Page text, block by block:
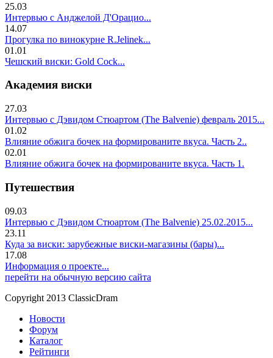
25.03
Интервью с Анджелой Д'Орацио...
14.07
Прогулка по винокурне R.Jelinek...
01.01
Чешский виски: Gold Cock...
Академия виски
27.03
Интервью с Дэвидом Стюартом (The Balvenie) февраль 2015...
01.02
Влияние обжига бочек на формированите вкуса. Часть 2..
02.01
Влияние обжига бочек на формированите вкуса. Часть 1.
Путешествия
09.03
Интервью с Дэвидом Стюартом (The Balvenie) 25.02.2015...
23.11
Куда за виски: зарубежные виски-магазины (бары)...
17.08
Информация о проекте...
перейти на обычную версию сайта
Copyright 2013 ClassicDram
Новости
Форум
Каталог
Рейтинги